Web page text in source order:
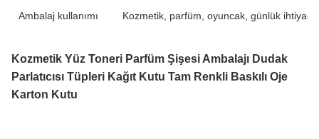
Ambalaj kullanımı Kozmetik, parfüm, oyuncak, günlük
Kozmetik Yüz Toneri Parfüm Şişesi Ambalajı Dudak
Parlatıcısı Tüpleri Kağıt Kutu Tam Renkli Baskılı Oje
Karton Kutu